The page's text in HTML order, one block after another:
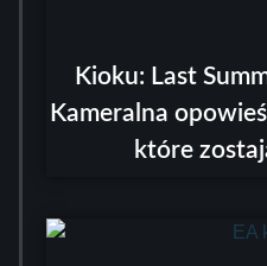
Kioku: Last
Kameralna
które